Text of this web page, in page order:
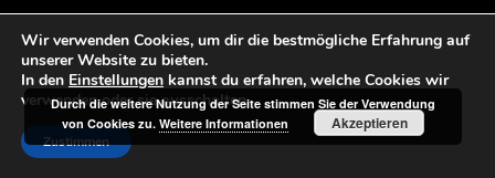
Beitrags-Navigation
←Der theater 89-Fragebogen |
Jörg Huke
Der theater 89-Fragebogen | Katrin
Schell
Wir verwenden Cookies, um dir die bestmögliche Erfahrung auf
unserer Website zu bieten.
In den Einstellungen kannst du erfahren, welche Cookies wir
verwenden oder sie ausschalten.
Zustimmen
Durch die weitere Nutzung der Seite stimmen Sie der Verwendung
von Cookies zu.Weitere Informationen Akzeptieren